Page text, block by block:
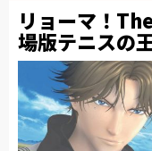
リョーマ！
場版テニスの